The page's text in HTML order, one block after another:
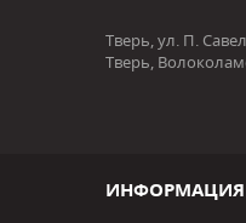
Тверь, ул. П.
Тверь,
ИНФОРМАЦИЯ